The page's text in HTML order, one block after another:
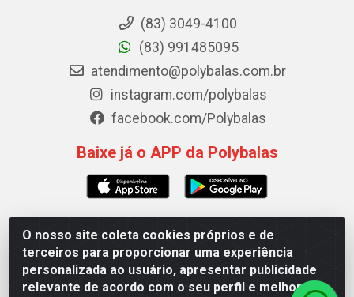
O nosso site coleta cookies próprios e de
terceiros para proporcionar uma experiência
personalizada ao usuário, apresentar publicidade
relevante de acordo com o seu perfil e melhorar a
(83) 3049-4100
(83) 991485095
atendimento@polybalas.com.br
instagram.com/polybalas
facebook.com/Polybalas
Baixe já o APP da Polybalas
Polybalas - Rua João Miguel de Souza, 173 Galpão B -
Ernesto Geisel, João Pessoa/PB - CEP 58.075-075 - CNPJ
00.909.327/0002-61